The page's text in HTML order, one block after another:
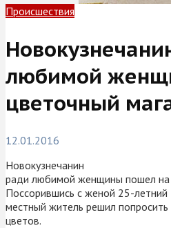
Происшествия
любимой
цветочный
12.01.2016
Новокузнечанин
ради любимой женщины пошел на
Поссорившись с женой 25-летний
местный житель решил
цветов.